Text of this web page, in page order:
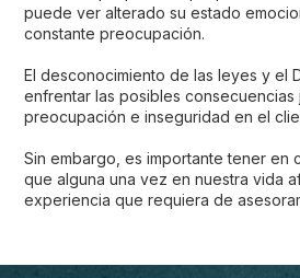
puede ver alterado su estado
constante preocupación.
El desconocimiento de las leyes y el
enfrentar las posibles consecuencias
preocupación e inseguridad en el
Sin embargo, es importante tener en
que alguna una vez en nuestra vida
experiencia que requiera de